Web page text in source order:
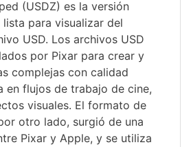
(USDZ) es la versión
para visualizar del
USD. Los archivos USD
por Pixar para crear y
complejas con calidad
en flujos de trabajo de cine,
visuales. El formato de
otro lado, surgió de una
Pixar y Apple, y se utiliza